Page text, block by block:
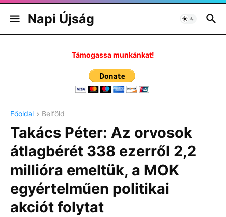
Napi Újság
Támogassa munkánkat!
Főoldal Belföld
Takács Péter: Az orvosok
átlagbérét 338 ezerről 2,2
millióra emeltük, a MOK
egyértelműen politikai
akciót folytat